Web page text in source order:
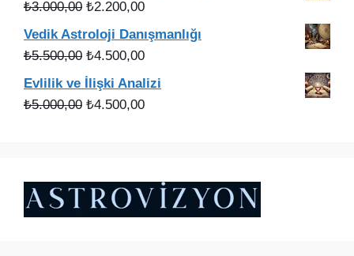
₺3.000,00 Orijinal
fiyat:
₺3.000,00.
₺2.200,00Şu
fiyat:
Vedik Astroloji Danışmanlığı
₺5.500,00 Orijinal
fiyat:
₺5.500,00.
₺4.500,00Şu
andaki
fiyat:
Evlilik ve İlişki Analizi
₺5.000,00 Orijinal
₺4.500,00Şu